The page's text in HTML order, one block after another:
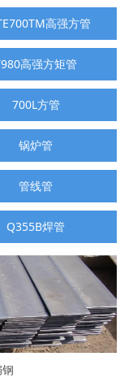
高强方管
高强方矩管
700L方管
锅炉管
管线管
Q355B焊管